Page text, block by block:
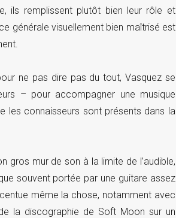
ils remplissent plutôt bien leur rôle et
générale visuellement bien maîtrisé est
ne pas dire pas du tout, Vasquez se
– pour accompagner une musique
les connaisseurs sont présents dans la
gros mur de son à la limite de l’audible,
souvent portée par une guitare assez
même la chose, notamment avec
la discographie de Soft Moon sur un